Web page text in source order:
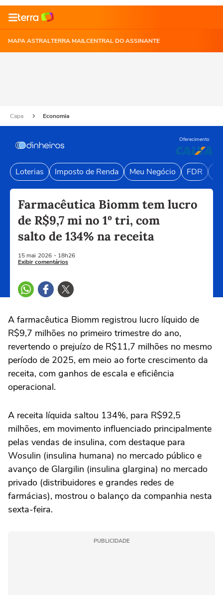
MAPA ASTRALTERRA MAILCENTRAL DO ASSINANTE
Capa Economia
Oferecimento
Loterias Imposto de Renda Meu Negócio FDR
Farmacêutica Biomm tem lucro
de R$9,7 mi no 1º tri, com
salto de 134% na receita
15 mai 2026 - 18h26
Exibir comentários
A farmacêutica ‌Biomm registrou lucro líquido de
R$9,7 milhões no primeiro trimestre do ano,
revertendo o prejuízo de R$11,7 milhões no mesmo
período de 2025, em meio ao forte ⁠crescimento da
receita, com ganhos de escala ‌e eficiência
operacional.
A receita líquida saltou 134%, para R$92,5
milhões, em movimento influenciado ‌principalmente
pelas vendas de ‌insulina, com destaque para
Wosulin (insulina humana) ⁠no mercado público e
avanço de Glargilin (insulina glargina) no mercado
privado (distribuidores e grandes redes de
farmácias), mostrou o balanço da companhia nesta
sexta-feira.
PUBLICIDADE